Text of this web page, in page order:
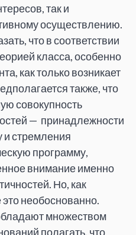
так и
осуществлению.
что в соответствии
класса, особенно
как только возникает
также, что
совокупность
— принадлежности
и стремления
программу,
внимание именно
Но, как
это необоснованно.
множеством
полагать, что